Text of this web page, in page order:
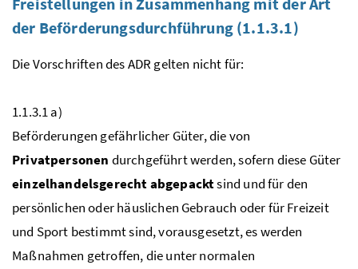
der Beförderungsdurchführung (1.1.3.1)
Die Vorschriften desADR gelten nicht für:
1.1.3.1 a)
Beförderungen gefährlicher Güter, die von
Privatpersonen durchgeführt werden, sofern diese Güter
einzelhandelsgerecht abgepacktsind und für den
persönlichen oder häuslichen Gebrauch oder für Freizeit
und Sport bestimmt sind, vorausgesetzt, es werden
Maßnahmen getroffen, die unter normalen